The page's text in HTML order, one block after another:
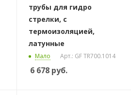
трубы для гидро
стрелки, с
термоизоляцией,
латунные
Мало Арт.: GF TR700.1014
6 678 руб.